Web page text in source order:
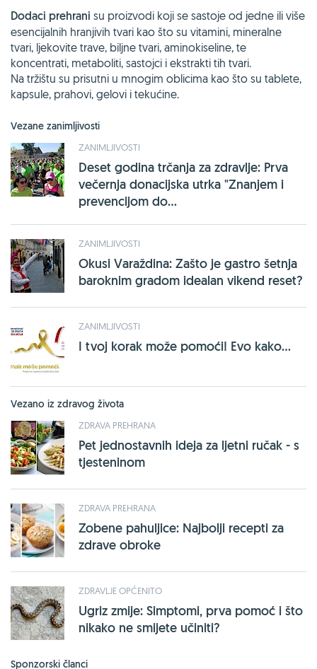
Dodaci prehrani su proizvodi koji se sastoje od jedne ili više
esencijalnih hranjivih tvari kao što su vitamini, mineralne
tvari, ljekovite trave, biljne tvari, aminokiseline, te
koncentrati, metaboliti, sastojci i ekstrakti tih tvari.
Na tržištu su prisutni u mnogim oblicima kao što su tablete,
kapsule, prahovi, gelovi i tekućine.
Vezane zanimljivosti
ZANIMLJIVOSTI
Deset godina trčanja za zdravlje: Prva
večernja donacijska utrka "Znanjem i
prevencijom do...
ZANIMLJIVOSTI
Okusi Varaždina: Zašto je gastro šetnja
baroknim gradom idealan vikend reset?
ZANIMLJIVOSTI
I tvoj korak može pomoći! Evo kako...
Vezano iz zdravog života
ZDRAVA PREHRANA
Pet jednostavnih ideja za ljetni ručak - s
tjesteninom
ZDRAVA PREHRANA
Zobene pahuljice: Najbolji recepti za
zdrave obroke
ZDRAVLJE OPĆENITO
Ugriz zmije: Simptomi, prva pomoć i što
nikako ne smijete učiniti?
Sponzorski članci